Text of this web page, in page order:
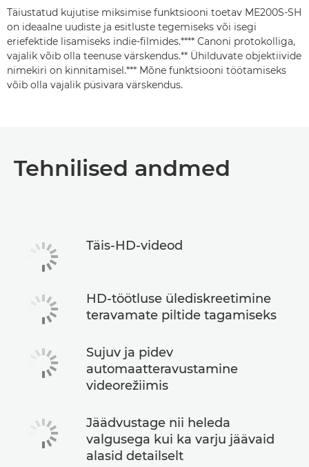
Täiustatud kujutise miksimise funktsiooni toetav ME200S-SH
on ideaalne uudiste ja esitluste tegemiseks või isegi
eriefektide lisamiseks indie-filmides.**** Canoni protokolliga,
vajalik võib olla teenuse värskendus.** Ühilduvate objektiivide
nimekiri on kinnitamisel.*** Mõne funktsiooni töötamiseks
võib olla vajalik püsivara värskendus.
Tehnilised andmed
Täis-HD-videod
HD-töötluse ülediskreetimine
teravamate piltide tagamiseks
Sujuv ja pidev
automaatteravustamine
videorežiimis
Jäädvustage nii heleda
valgusega kui ka varju jäävaid
alasid detailselt